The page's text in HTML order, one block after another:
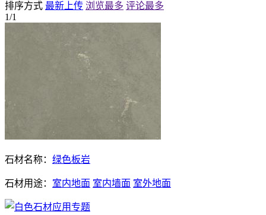
排序方式 最新上传 浏览最多 评论最多
1/1
石材名称： 绿色板岩
石材用途： 室内地面 室内墙面 室外地面